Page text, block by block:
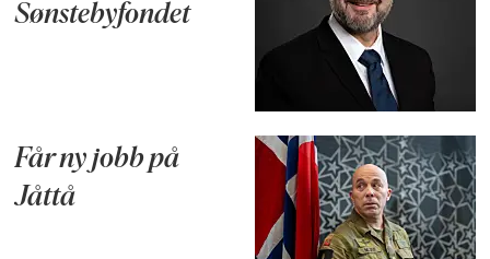
Sønstebyfondet
Får ny jobb på
Jåttå